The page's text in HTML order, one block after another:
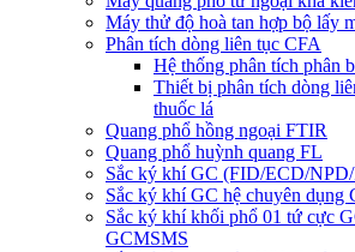
Máy thử độ hoà tan hợp bộ lấy
Phân tích dòng liên tục CFA
Hệ thống phân tích phân
Thiết bị phân tích dòng
thuốc lá
Quang phổ hồng ngoại FTIR
Quang phổ huỳnh quang FL
Sắc ký khí GC (FID/ECD/
Sắc ký khí GC hệ chuyên dụng
Sắc ký khí khối phổ 01 tứ cực
GCMSMS